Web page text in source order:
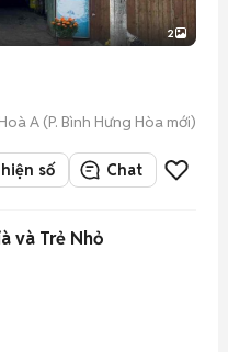
2
A (P. Bình Hưng Hòa mới)
số Chat
và Trẻ Nhỏ